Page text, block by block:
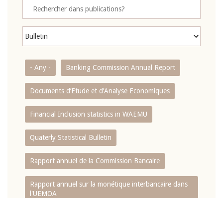
- Any - Banking Commission Annual Report
Documents d’Etude et d’Analyse Economiques
Financial Inclusion statistics in WAEMU
Quaterly Statistical Bulletin
Rapport annuel de la Commission Bancaire
Rapport annuel sur la monétique interbancaire dans
l'UEMOA